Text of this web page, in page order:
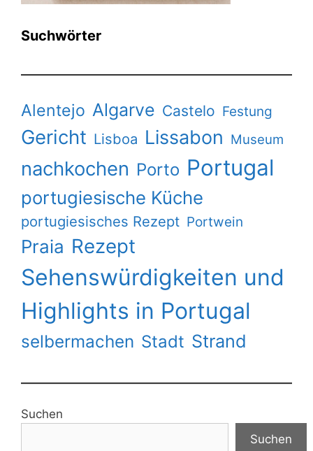
Suchwörter
Alentejo Algarve Castelo Festung
Gericht Lisboa Lissabon Museum
nachkochen Porto Portugal
portugiesische Küche
portugiesisches Rezept Portwein
Praia Rezept
Sehenswürdigkeiten und
Highlights in Portugal
selbermachen Stadt Strand
Suchen
Suchen